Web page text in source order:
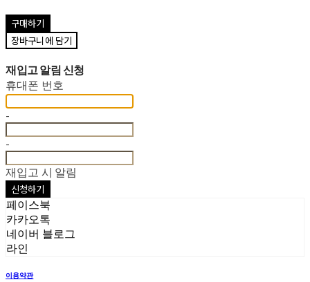
구매하기
장바구니에 담기
재입고 알림 신청
휴대폰 번호
-
-
재입고 시 알림
신청하기
페이스북
카카오톡
네이버 블로그
라인
이용약관